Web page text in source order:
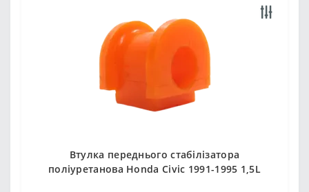
Втулка переднього стабілізатора
поліуретанова Honda Civic 1991-1995 1,5L